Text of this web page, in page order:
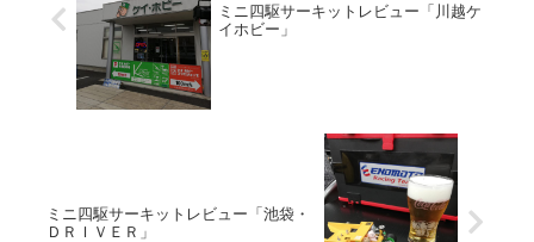
ミニ四駆サーキットレビュー「川越ケ
イホビー」
ミニ四駆サーキットレビュー「池袋・
ＤＲＩＶＥＲ」